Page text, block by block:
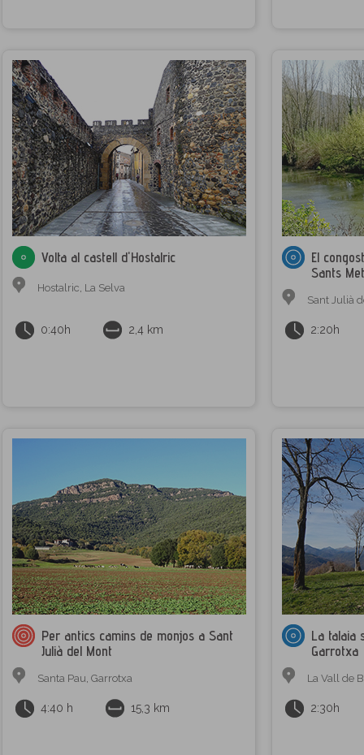
Volta al castell d'Hostalric
Hostalric, La Selva
0:40h 2,4 km
El
Sants
Sant Julià
2:20h
Per antics camins de monjos a Sant
Julià del Mont
Santa Pau, Garrotxa
4:40 h 15,3 km
La talaia
Garrotxa
La Vall de
2:30h